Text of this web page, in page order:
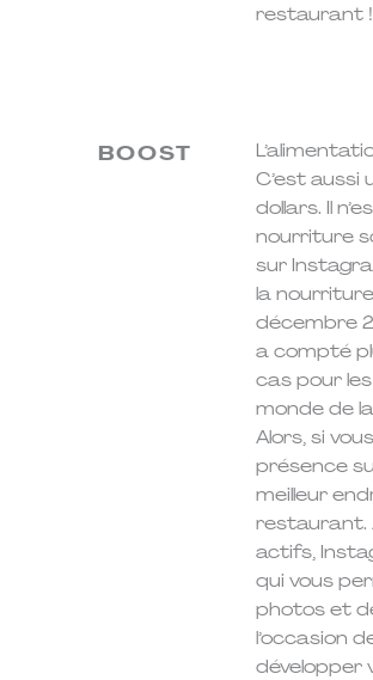
restaurant !
BOOST
C’est aussi
dollars. Il
nourriture
sur
la
décembre
a compté
cas pour
monde de
Alors, si
présence
meilleur
restaurant.
actifs,
qui vous
photos et
l’occasion
développer